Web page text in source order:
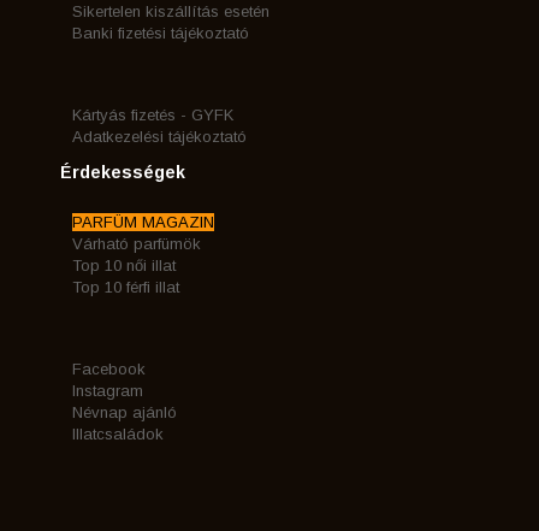
Sikertelen kiszállítás esetén
Banki fizetési tájékoztató
Kártyás fizetés - GYFK
Adatkezelési tájékoztató
Érdekességek
PARFÜM MAGAZIN
Várható parfümök
Top 10 női illat
Top 10 férfi illat
Facebook
Instagram
Névnap ajánló
Illatcsaládok